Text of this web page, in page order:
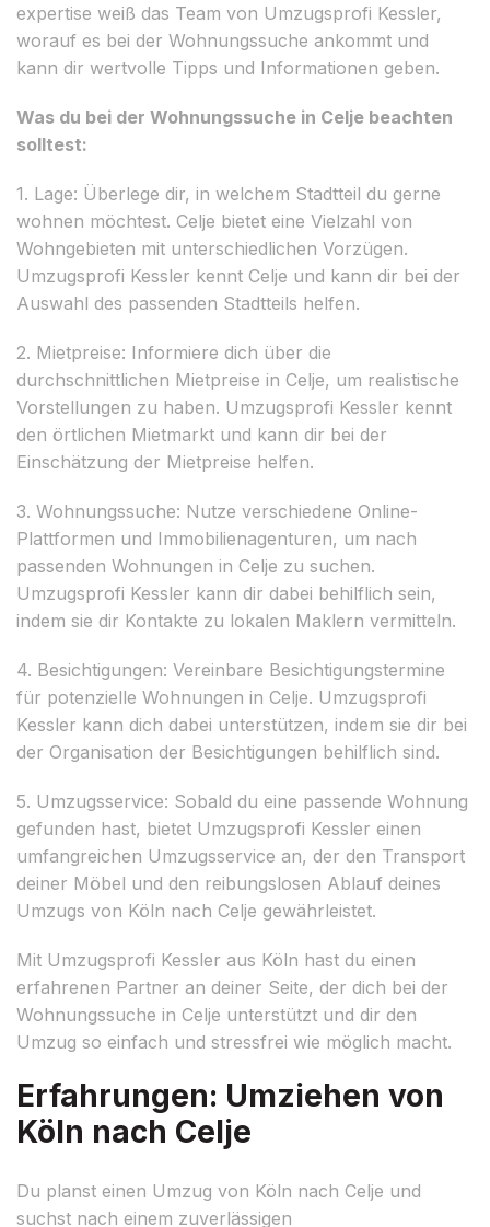
expertise weiß das Team von Umzugsprofi Kessler,
worauf es bei der Wohnungssuche ankommt und
kann dir wertvolle Tipps und Informationen geben.
Was du bei der Wohnungssuche in Celje beachten
solltest:
1. Lage: Überlege dir, in welchem Stadtteil du gerne
wohnen möchtest. Celje bietet eine Vielzahl von
Wohngebieten mit unterschiedlichen Vorzügen.
Umzugsprofi Kessler kennt Celje und kann dir bei der
Auswahl des passenden Stadtteils helfen.
2. Mietpreise: Informiere dich über die
durchschnittlichen Mietpreise in Celje, um realistische
Vorstellungen zu haben. Umzugsprofi Kessler kennt
den örtlichen Mietmarkt und kann dir bei der
Einschätzung der Mietpreise helfen.
3. Wohnungssuche: Nutze verschiedene Online-
Plattformen und Immobilienagenturen, um nach
passenden Wohnungen in Celje zu suchen.
Umzugsprofi Kessler kann dir dabei behilflich sein,
indem sie dir Kontakte zu lokalen Maklern vermitteln.
4. Besichtigungen: Vereinbare Besichtigungstermine
für potenzielle Wohnungen in Celje. Umzugsprofi
Kessler kann dich dabei unterstützen, indem sie dir bei
der Organisation der Besichtigungen behilflich sind.
5. Umzugsservice: Sobald du eine passende Wohnung
gefunden hast, bietet Umzugsprofi Kessler einen
umfangreichen Umzugsservice an, der den Transport
deiner Möbel und den reibungslosen Ablauf deines
Umzugs von Köln nach Celje gewährleistet.
Mit Umzugsprofi Kessler aus Köln hast du einen
erfahrenen Partner an deiner Seite, der dich bei der
Wohnungssuche in Celje unterstützt und dir den
Umzug so einfach und stressfrei wie möglich macht.
Erfahrungen: Umziehen von
Köln nach Celje
Du planst einen Umzug von Köln nach Celje und
suchst nach einem zuverlässigen